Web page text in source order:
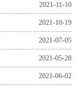
2021-11-10
2021-10-19
2021-07-05
2021-05-28
2021-06-02